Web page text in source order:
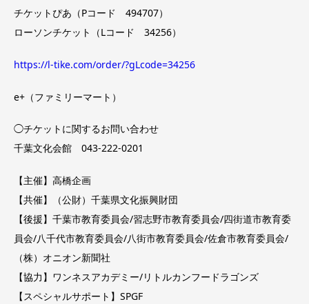
チケットぴあ（Pコード 494707）
ローソンチケット（Lコード 34256）
https://l-tike.com/order/?gLcode=34256
e+（ファミリーマート）
◯チケットに関するお問い合わせ
千葉文化会館 043-222-0201
【主催】高橋企画
【共催】（公財）千葉県文化振興財団
【後援】千葉市教育委員会/習志野市教育委員会/四街道市教育委
員会/八千代市教育委員会/八街市教育委員会/佐倉市教育委員会/
（株）オニオン新聞社
【協力】ワンネスアカデミー/リトルカンフードラゴンズ
【スペシャルサポート】SPGF